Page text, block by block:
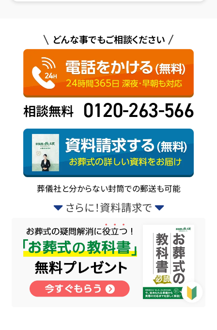
どんな事でもご相談ください
相談無料 0120-263-566
葬儀社と分からない封筒での郵送も可能
さらに！資料請求で